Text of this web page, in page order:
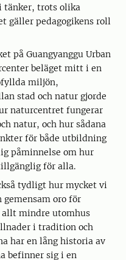
tänker, trots olika
gäller pedagogikens roll
på Guangyanggu Urban
beläget mitt i en
miljön,
stad och natur gjorde
naturcentret fungerar
natur, och hur sådana
för både utbildning
påminnelse om hur
för alla.
tydligt hur mycket vi
gemensam oro för
mindre utomhus
i tradition och
har en lång historia av
befinner sig i en